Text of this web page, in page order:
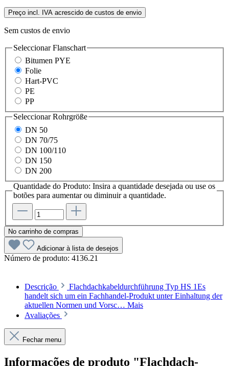
Preço incl. IVA acrescido de custos de envio
Sem custos de envio
SeleccionarFlanschart
Bitumen PYE
Folie
Hart-PVC
PE
PP
SeleccionarRohrgröße
DN 50
DN 70/75
DN 100/110
DN 150
DN 200
Quantidade do Produto: Insira a quantidade desejada ou use os
botões para aumentar ou diminuir a quantidade.
No carrinho de compras
Adicionar à lista de desejos
Número de produto: 4136.21
Descrição
Flachdachkabeldurchführung Typ HS 1Es
handelt sich um ein Fachhandel-Produkt unter Einhaltung der
aktuellen Normen und Vorsc… Mais
Avaliações
Fechar menu
Informações de produto "Flachdach-